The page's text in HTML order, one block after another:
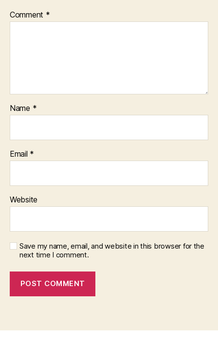
Comment *
Name *
Email *
Website
Save my name, email, and website in this browser for the
next time I comment.